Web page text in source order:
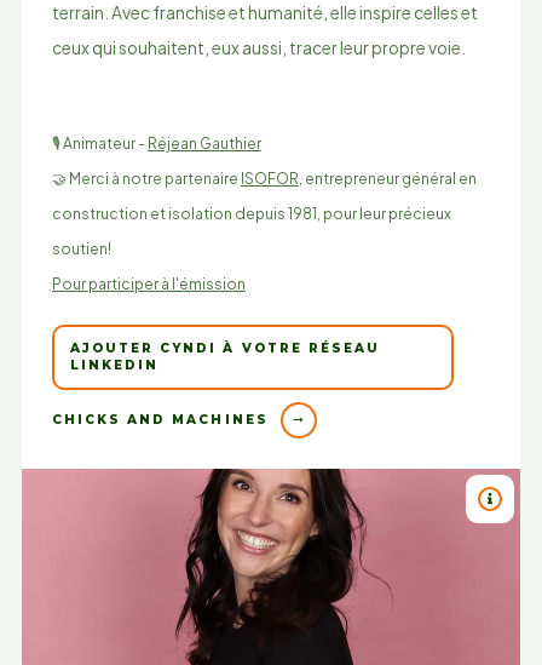
terrain. Avec franchise et humanité, elle inspire celles et
ceux qui souhaitent, eux aussi, tracer leur propre voie.
🎙️ Animateur - Réjean Gauthier
🤝 Merci à notre partenaire ISOFOR , entrepreneur général en
construction et isolation depuis 1981, pour leur précieux
soutien!
Pour participer à l'émission
AJOUTER CYNDI À VOTRE RÉSEAU
LINKEDIN
CHICKS AND MACHINES
TITRE